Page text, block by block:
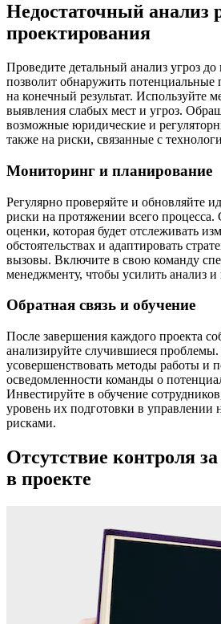
Недостаточный анализ
проектирования
Проведите детальный анализ угроз до
позволит обнаружить
на конечный результат. Используйте
выявления слабых мест и угроз.
возможные юридические и
также на риски, связанные с
Мониторинг и планирование
Регулярно проверяйте и обновляйте
риски на протяжении всего процесса.
оценки, которая будет отслеживать
обстоятельствах и адаптировать
вызовы. Включите в свою команду
менеджменту, чтобы усилить анализ и
Обратная связь и обучение
После завершения каждого проекта
анализируйте случившиеся
усовершенствовать методы работы и
осведомленности команды о
Инвестируйте в обучение
уровень их подготовки в управлении
рисками.
Отсутствие контроля
в проекте